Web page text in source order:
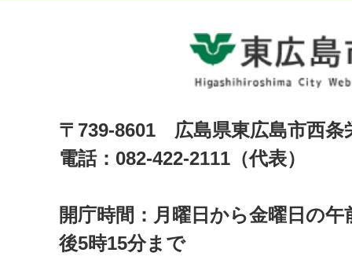
〒739-8601 広島県東広島市西
電話：082-422-2111（代表）
開庁時間：月曜日から金曜日の午
後5時15分まで